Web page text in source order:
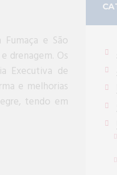
e São
drenagem. Os
Executiva de
e melhorias
tendo em